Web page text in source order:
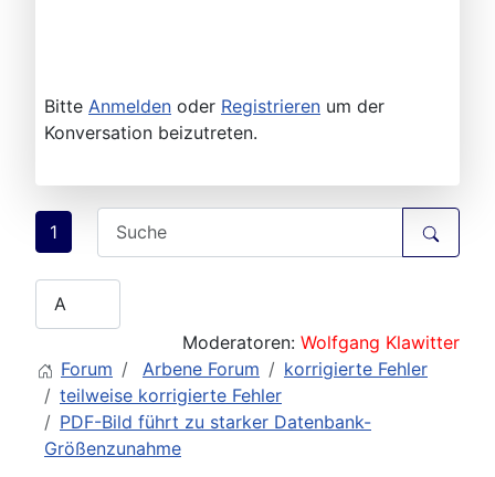
Bitte Anmelden oder Registrieren um der
Konversation beizutreten.
1
Moderatoren: Wolfgang Klawitter
Forum
Arbene Forum
korrigierte Fehler
teilweise korrigierte Fehler
PDF-Bild führt zu starker Datenbank-
Größenzunahme